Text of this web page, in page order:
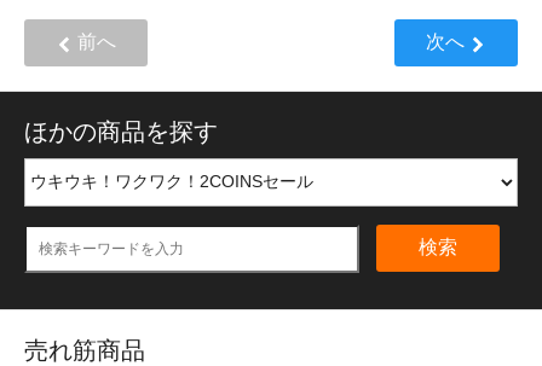
前へ 次へ
ほかの商品を探す
検索
売れ筋商品